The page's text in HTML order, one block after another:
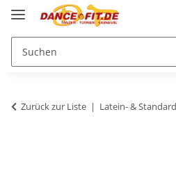
Zurück zur Liste Latein- &